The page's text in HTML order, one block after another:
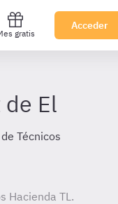
gratis
Acceder
El
de Técnicos
Hacienda TL.